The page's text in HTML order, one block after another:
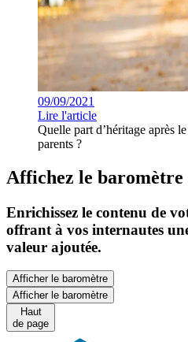
09/09/2021
Lire l'article
Quelle part d’héritage après
parents ?
Affichez le baromètre
Enrichissez le contenu de
offrant à vos internautes
valeur ajoutée.
Afficher le baromètre
Afficher le baromètre
Haut
de page